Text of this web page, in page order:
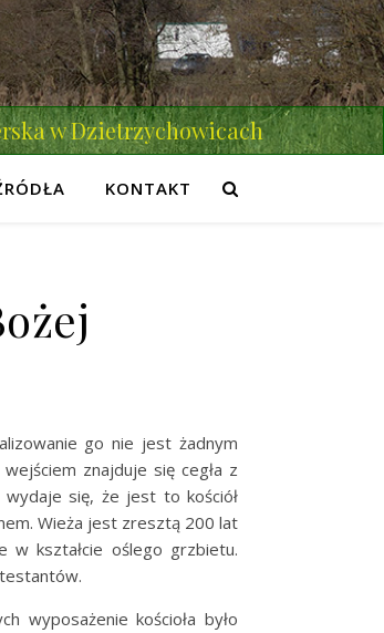
w Dzietrzychowicach
KONTAKT
go nie jest żadnym
znajduje się cegła z
się, że jest to kościół
Wieża jest zresztą 200 lat
w kształcie oślego grzbietu.
wyposażenie kościoła było